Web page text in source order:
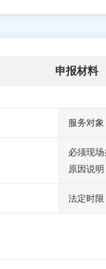
申报材料
服务对象
必须现场
原因说明
法定时限